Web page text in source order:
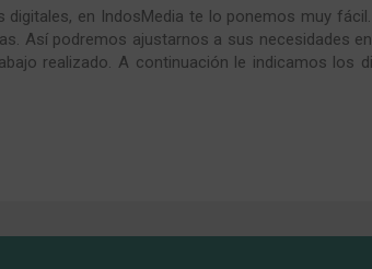
en IndosMedia te lo ponemos muy
Así podremos ajustarnos a sus necesidades
realizado. A continuación le indicamos los